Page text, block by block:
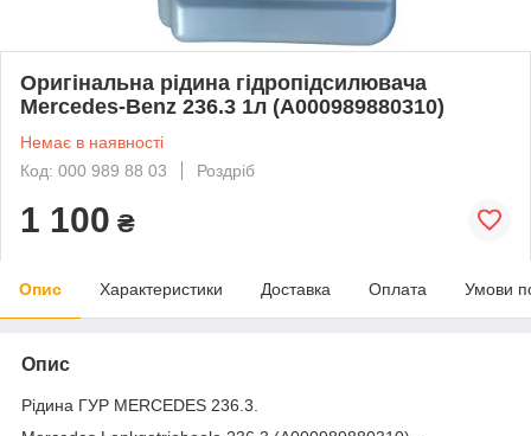
Оригінальна рідина гідропідсилювача
Mercedes-Benz 236.3 1л (A000989880310)
Немає в наявності
Код: 000 989 88 03
Роздріб
1 100 ₴
Опис Характеристики Доставка Оплата Умови
Опис
Рідина ГУР MERCEDES 236.3.